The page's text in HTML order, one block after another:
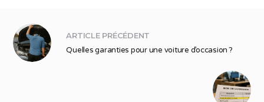
ARTICLE PRÉCÉDENT
Quelles garanties pour une voiture d’occasion ?